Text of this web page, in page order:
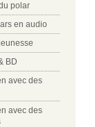
polar
en audio
BD
avec des
avec des